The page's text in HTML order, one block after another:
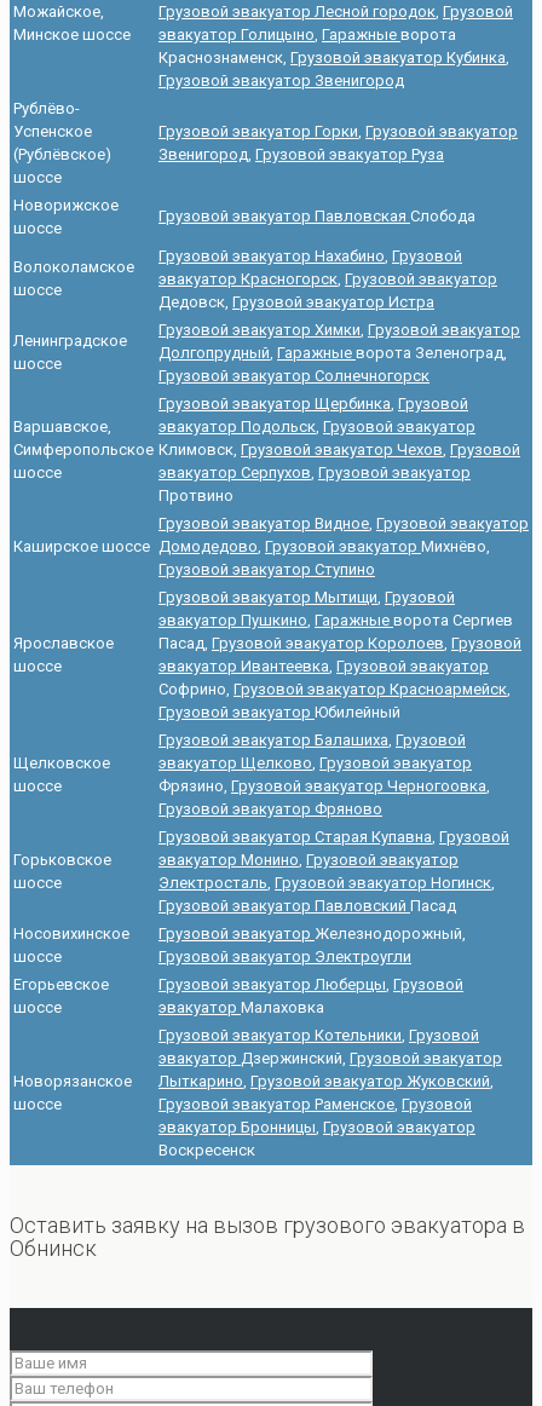
Можайское,
Минское шоссе
Грузовой эвакуатор Лесной городок, Грузовой
эвакуатор Голицыно, Гаражные ворота
Краснознаменск, Грузовой эвакуатор Кубинка,
Грузовой эвакуатор Звенигород
Рублёво-
Успенское
(Рублёвское)
шоссе
Грузовой эвакуатор Горки, Грузовой эвакуатор
Звенигород, Грузовой эвакуатор Руза
Новорижское
шоссе
Грузовой эвакуатор Павловская Слобода
Волоколамское
шоссе
Грузовой эвакуатор Нахабино, Грузовой
эвакуатор Красногорск, Грузовой эвакуатор
Дедовск, Грузовой эвакуатор Истра
Ленинградское
шоссе
Грузовой эвакуатор Химки, Грузовой эвакуатор
Долгопрудный, Гаражные ворота Зеленоград,
Грузовой эвакуатор Солнечногорск
Варшавское,
Симферопольское
шоссе
Грузовой эвакуатор Щербинка, Грузовой
эвакуатор Подольск, Грузовой эвакуатор
Климовск, Грузовой эвакуатор Чехов, Грузовой
эвакуатор Серпухов, Грузовой эвакуатор
Протвино
Каширское шоссе
Грузовой эвакуатор Видное, Грузовой эвакуатор
Домодедово, Грузовой эвакуатор Михнёво,
Грузовой эвакуатор Ступино
Ярославское
шоссе
Грузовой эвакуатор Мытищи, Грузовой
эвакуатор Пушкино, Гаражные ворота Сергиев
Пасад, Грузовой эвакуатор Королоев, Грузовой
эвакуатор Ивантеевка, Грузовой эвакуатор
Софрино, Грузовой эвакуатор Красноармейск,
Грузовой эвакуатор Юбилейный
Щелковское
шоссе
Грузовой эвакуатор Балашиха, Грузовой
эвакуатор Щелково, Грузовой эвакуатор
Фрязино, Грузовой эвакуатор Черногоовка,
Грузовой эвакуатор Фряново
Горьковское
шоссе
Грузовой эвакуатор Старая Купавна, Грузовой
эвакуатор Монино, Грузовой эвакуатор
Электросталь, Грузовой эвакуатор Ногинск,
Грузовой эвакуатор Павловский Пасад
Носовихинское
шоссе
Грузовой эвакуатор Железнодорожный,
Грузовой эвакуатор Электроугли
Егорьевское
шоссе
Грузовой эвакуатор Люберцы, Грузовой
эвакуатор Малаховка
Новорязанское
шоссе
Грузовой эвакуатор Котельники, Грузовой
эвакуатор Дзержинский, Грузовой эвакуатор
Лыткарино, Грузовой эвакуатор Жуковский,
Грузовой эвакуатор Раменское, Грузовой
эвакуатор Бронницы, Грузовой эвакуатор
Воскресенск
Оставить заявку на вызов грузового эвакуатора в
Обнинск